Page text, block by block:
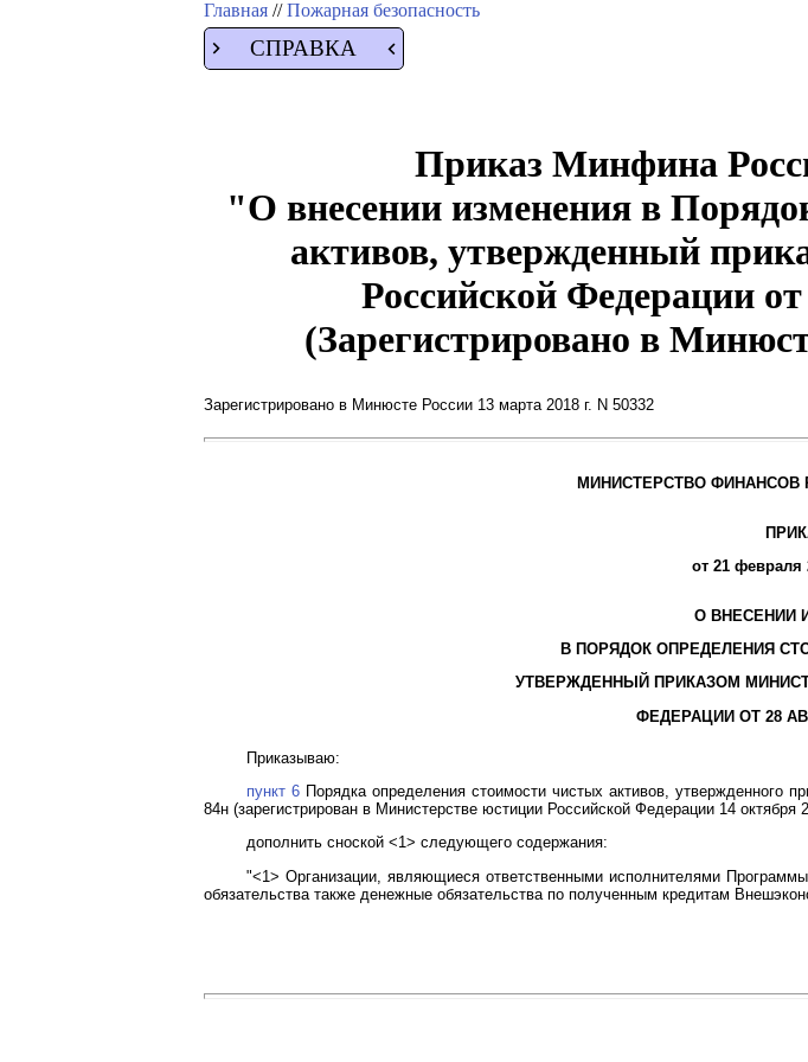
Главная //Пожарная безопасность
СПРАВКА
Приказ Минфина
"О внесении изменения в
активов, утвержденный
Российской Федерации
(Зарегистрировано в
Зарегистрировано в Минюсте России 13 марта 2018 г. N 50332
МИНИСТЕРСТВО ФИНАНСОВ
от 21 февраля
О ВНЕСЕНИИ
В ПОРЯДОК ОПРЕДЕЛЕНИЯ
УТВЕРЖДЕННЫЙ ПРИКАЗОМ
ФЕДЕРАЦИИ ОТ 28
Приказываю:
пункт 6 Порядка определения стоимости чистых активов, утвержденного
84н (зарегистрирован в Министерстве юстиции Российской Федерации 14 октября
дополнить сноской <1> следующего содержания:
"<1> Организации, являющиеся ответственными исполнителями
обязательства также денежные обязательства по полученным кредитам